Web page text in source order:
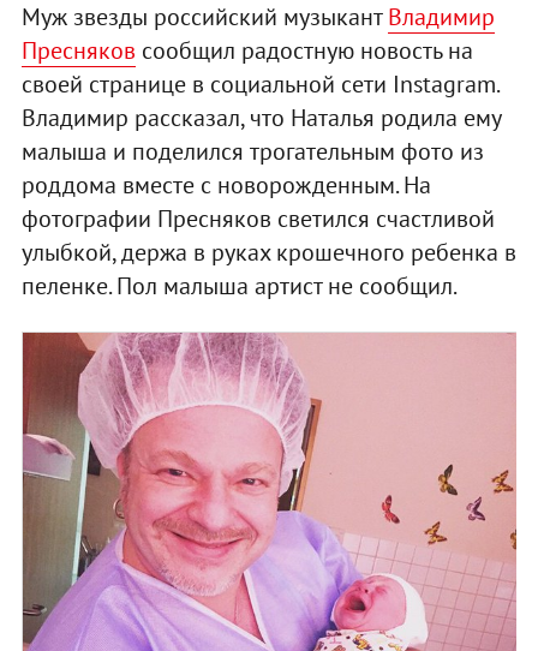
Муж звезды российский музыкантВладимир
Пресняков сообщил радостную новость на
своей странице в социальной сети Instagram.
Владимир рассказал, что Наталья родила ему
малыша и поделился трогательным фото из
роддома вместе с новорожденным. На
фотографии Пресняков светился счастливой
улыбкой, держа в руках крошечного ребенка в
пеленке. Пол малыша артист не сообщил.